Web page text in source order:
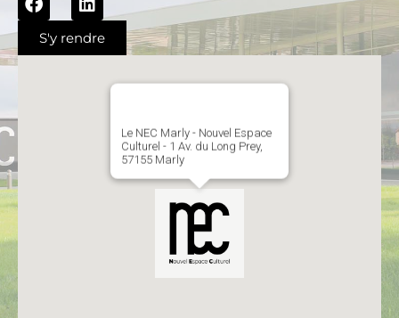
S'y rendre
Le NEC Marly - Nouvel Espace
Culturel - 1 Av. du Long Prey,
57155 Marly